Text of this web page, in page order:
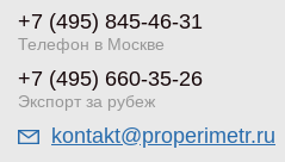
+7 (495) 845-46-31
Телефон в Москве
+7 (495) 660-35-26
Экспорт за рубеж
kontakt@properimetr.ru